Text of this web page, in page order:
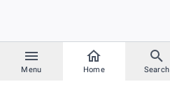
Menu Home Search